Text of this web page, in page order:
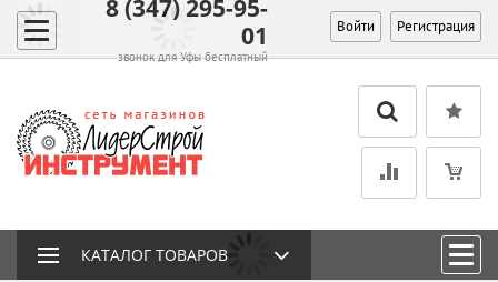
8 (347) 295-95-
01
звонок для Уфы бесплатный
Войти Регистрация
КАТАЛОГ ТОВАРОВ